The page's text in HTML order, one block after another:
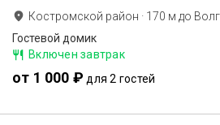
Костромской район · 170 м до
Гостевой домик
Включен завтрак
от 1 000 ₽ для 2 гостей